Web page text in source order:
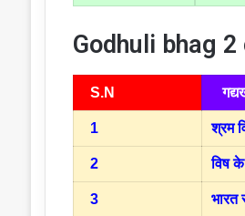
Godhuli bhag
S.N
1 श्रम
2 विष के
3 भारत